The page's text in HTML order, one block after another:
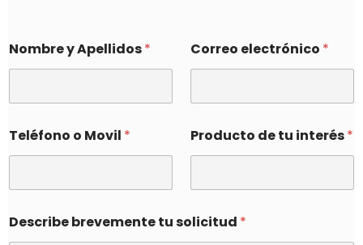
Nombre y Apellidos* Correo electrónico *
Teléfono o Movil * Producto de tu interés*
Describe brevemente tu solicitud *